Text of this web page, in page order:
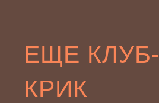
ЕЩЕ КЛУБ-
КРИК